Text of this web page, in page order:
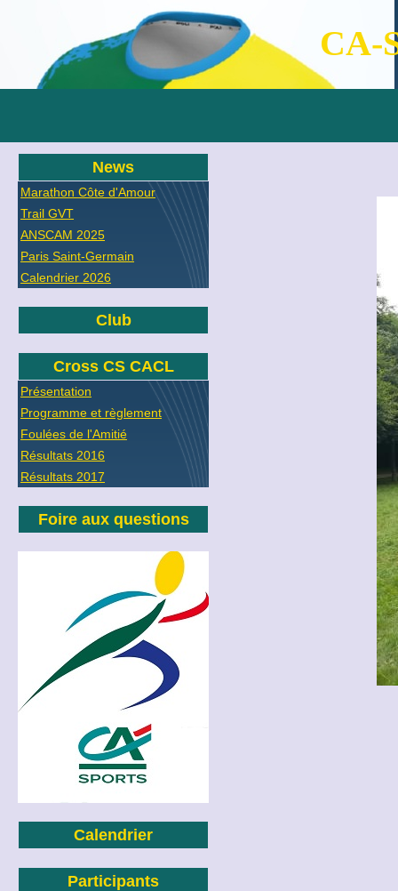
CA-
News
Marathon Côte d'Amour
Trail GVT
ANSCAM 2025
Paris Saint-Germain
Calendrier 2026
Club
Cross CS CACL
Présentation
Programme et règlement
Foulées de l'Amitié
Résultats 2016
Résultats 2017
Foire aux questions
Calendrier
Participants